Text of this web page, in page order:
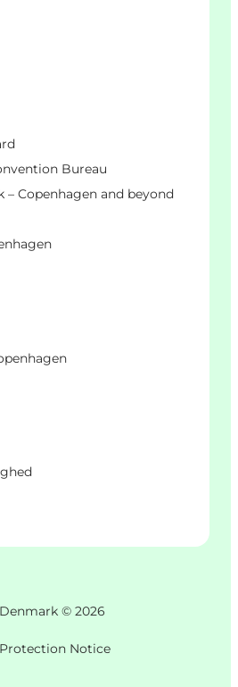
Bureau
– Copenhagen and beyond
© 2026
Notice